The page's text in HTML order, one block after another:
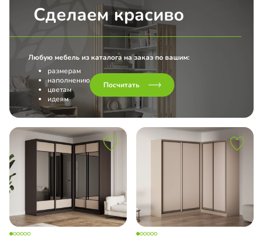
Сделаем красиво
Любую мебель из каталога на заказ по вашим:
размерам
наполнению
цветам
идеям
Посчитать